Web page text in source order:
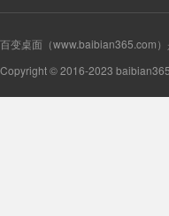
百变桌面（www.baibian365.com
Copyright © 2016-2023